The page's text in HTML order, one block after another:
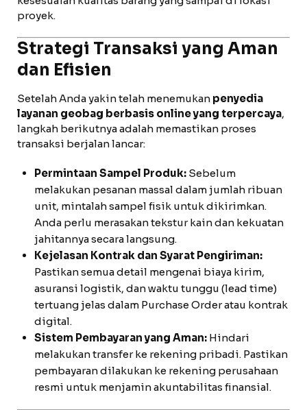
proyek.
Strategi Transaksi yang Aman
dan Efisien
Setelah Anda yakin telah menemukan penyedia
layanan geobag berbasis online yang terpercaya,
langkah berikutnya adalah memastikan proses
transaksi berjalan lancar:
Permintaan Sampel Produk: Sebelum
melakukan pesanan massal dalam jumlah ribuan
unit, mintalah sampel fisik untuk dikirimkan.
Anda perlu merasakan tekstur kain dan kekuatan
jahitannya secara langsung.
Kejelasan Kontrak dan Syarat Pengiriman:
Pastikan semua detail mengenai biaya kirim,
asuransi logistik, dan waktu tunggu (lead time)
tertuang jelas dalam Purchase Order atau kontrak
digital.
Sistem Pembayaran yang Aman: Hindari
melakukan transfer ke rekening pribadi. Pastikan
pembayaran dilakukan ke rekening perusahaan
resmi untuk menjamin akuntabilitas finansial.